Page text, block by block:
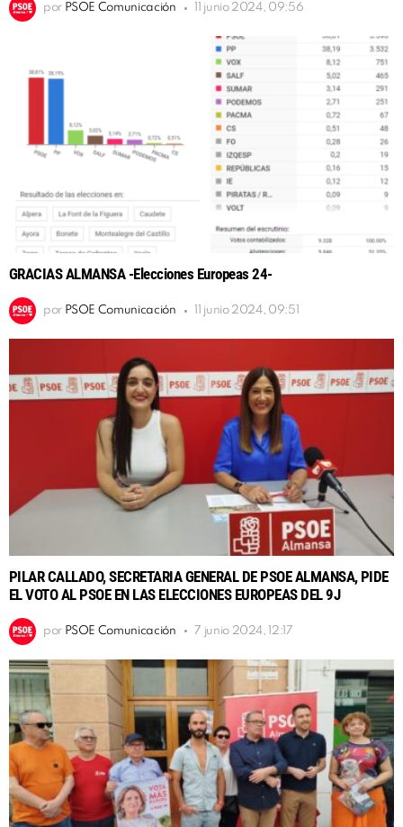
por PSOE Comunicación 11 junio 2024, 09:56
GRACIAS ALMANSA -Elecciones Europeas 24-
por PSOE Comunicación 11 junio 2024, 09:51
PILAR CALLADO, SECRETARIA GENERAL DE PSOE ALMANSA, PIDE
EL VOTO AL PSOE EN LAS ELECCIONES EUROPEAS DEL 9J
por PSOE Comunicación 7 junio 2024, 12:17